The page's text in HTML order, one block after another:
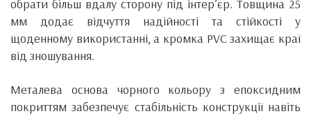
обрати більш вдалу сторону під інтер’єр. Товщина 25
мм додає відчуття надійності та стійкості у
щоденному використанні, а кромка PVC захищає краї
від зношування.
Металева основа чорного кольору з епоксидним
покриттям забезпечує стабільність конструкції навіть